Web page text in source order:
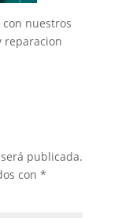
nuestros
reparacion
publicada.
con *